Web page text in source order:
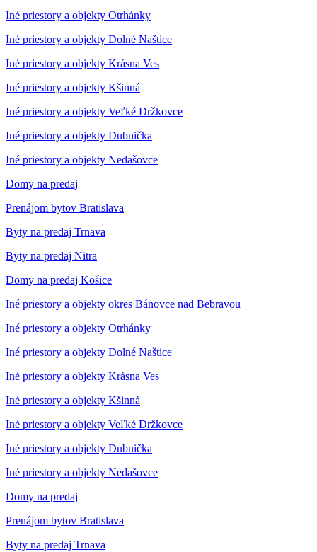
Iné priestory a objekty Otrhánky
Iné priestory a objekty Dolné Naštice
Iné priestory a objekty Krásna Ves
Iné priestory a objekty Kšinná
Iné priestory a objekty Veľké Držkovce
Iné priestory a objekty Dubnička
Iné priestory a objekty Nedašovce
Domy na predaj
Prenájom bytov Bratislava
Byty na predaj Trnava
Byty na predaj Nitra
Domy na predaj Košice
Iné priestory a objekty okres Bánovce nad Bebravou
Iné priestory a objekty Otrhánky
Iné priestory a objekty Dolné Naštice
Iné priestory a objekty Krásna Ves
Iné priestory a objekty Kšinná
Iné priestory a objekty Veľké Držkovce
Iné priestory a objekty Dubnička
Iné priestory a objekty Nedašovce
Domy na predaj
Prenájom bytov Bratislava
Byty na predaj Trnava